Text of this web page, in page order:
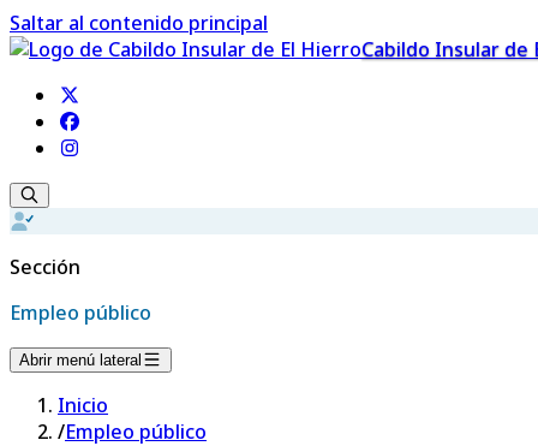
Saltar al contenido principal
Cabildo Insular de
Sección
Empleo público
Abrir menú lateral
Inicio
/Empleo público